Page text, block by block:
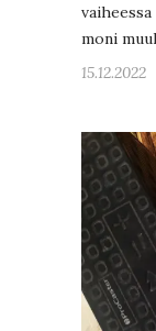
moni
15.12.2022